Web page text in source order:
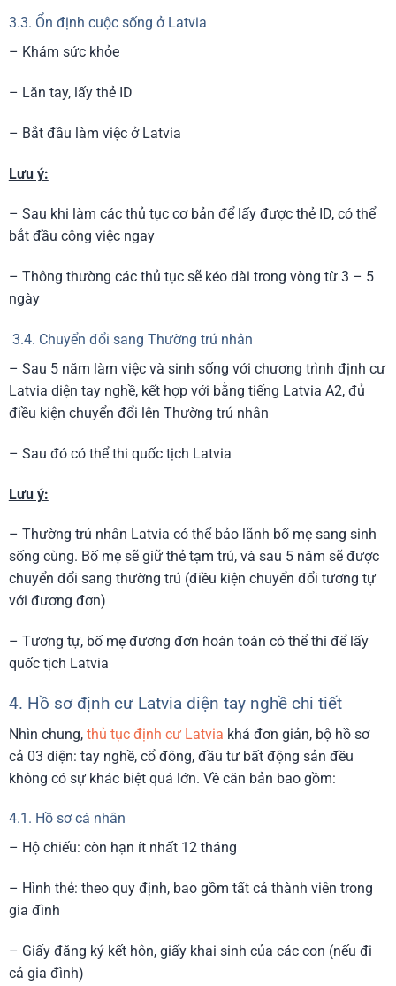
3.3. Ổn định cuộc sống ở Latvia
– Khám sức khỏe
– Lăn tay, lấy thẻ ID
– Bắt đầu làm việc ở Latvia
Lưu ý:
– Sau khi làm các thủ tục cơ bản để lấy được thẻ ID, có thể
bắt đầu công việc ngay
– Thông thường các thủ tục sẽ kéo dài trong vòng từ 3 – 5
ngày
3.4. Chuyển đổi sang Thường trú nhân
– Sau 5 năm làm việc và sinh sống với chương trình định cư
Latvia diện tay nghề, kết hợp với bằng tiếng Latvia A2, đủ
điều kiện chuyển đổi lên Thường trú nhân
– Sau đó có thể thi quốc tịch Latvia
Lưu ý:
– Thường trú nhân Latvia có thể bảo lãnh bố mẹ sang sinh
sống cùng. Bố mẹ sẽ giữ thẻ tạm trú, và sau 5 năm sẽ được
chuyển đổi sang thường trú (điều kiện chuyển đổi tương tự
với đương đơn)
– Tương tự, bố mẹ đương đơn hoàn toàn có thể thi để lấy
quốc tịch Latvia
4. Hồ sơ định cư Latvia diện tay nghề chi tiết
Nhìn chung, thủ tục định cư Latvia khá đơn giản, bộ hồ sơ
cả 03 diện: tay nghề, cổ đông, đầu tư bất động sản đều
không có sự khác biệt quá lớn. Về căn bản bao gồm:
4.1. Hồ sơ cá nhân
– Hộ chiếu: còn hạn ít nhất 12 tháng
– Hình thẻ: theo quy định, bao gồm tất cả thành viên trong
gia đình
– Giấy đăng ký kết hôn, giấy khai sinh của các con (nếu đi
cả gia đình)